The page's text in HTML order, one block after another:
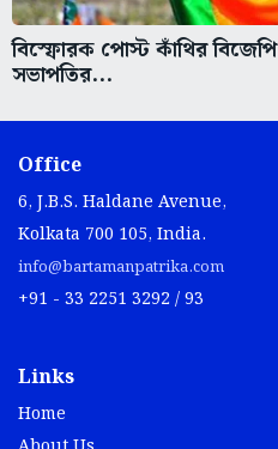
বিস্ফোরক পোস্ট কাঁথির
সভাপতির...
Office
6, J.B.S. Haldane Avenue,
Kolkata 700 105, India.
info@bartamanpatrika.com
+91 - 33 2251 3292 / 93
Links
Home